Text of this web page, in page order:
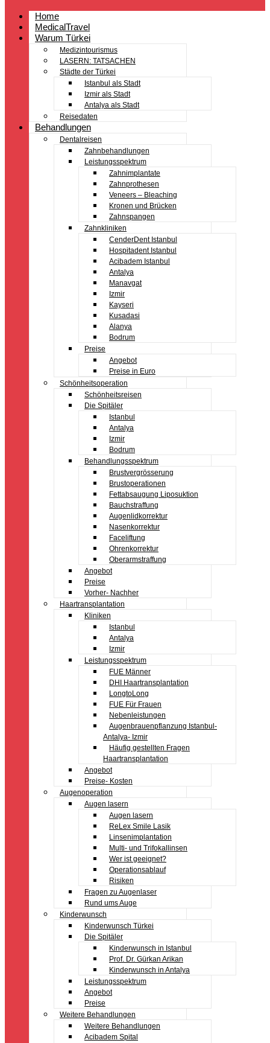
Home
MedicalTravel
Warum Türkei
Medizintourismus
LASERN: TATSACHEN
Städte der Türkei
Istanbul als Stadt
Izmir als Stadt
Antalya als Stadt
Reisedaten
Behandlungen
Dentalreisen
Zahnbehandlungen
Leistungsspektrum
Zahnimplantate
Zahnprothesen
Veneers – Bleaching
Kronen und Brücken
Zahnspangen
Zahnkliniken
CenderDent Istanbul
Hospitadent Istanbul
Acibadem Istanbul
Antalya
Manavgat
Izmir
Kayseri
Kusadasi
Alanya
Bodrum
Preise
Angebot
Preise in Euro
Schönheitsoperation
Schönheitsreisen
Die Spitäler
Istanbul
Antalya
Izmir
Bodrum
Behandlungsspektrum
Brustvergrösserung
Brustoperationen
Fettabsaugung Liposuktion
Bauchstraffung
Augenlidkorrektur
Nasenkorrektur
Faceliftung
Ohrenkorrektur
Oberarmstraffung
Angebot
Preise
Vorher- Nachher
Haartransplantation
Kliniken
Istanbul
Antalya
Izmir
Leistungsspektrum
FUE Männer
DHI Haartransplantation
LongtoLong
FUE Für Frauen
Nebenleistungen
Augenbrauenpflanzung Istanbul-
Antalya- Izmir
Häufig gestellten Fragen
Haartransplantation
Angebot
Preise- Kosten
Augenoperation
Augen lasern
Augen lasern
ReLex Smile Lasik
Linsenimplantation
Multi- und Trifokallinsen
Wer ist geeignet?
Operationsablauf
Risiken
Fragen zu Augenlaser
Rund ums Auge
Kinderwunsch
Kinderwunsch Türkei
Die Spitäler
Kinderwunsch in Istanbul
Prof. Dr. Gürkan Arikan
Kinderwunsch in Antalya
Leistungsspektrum
Angebot
Preise
Weitere Behandlungen
Weitere Behandlungen
Acibadem Spital